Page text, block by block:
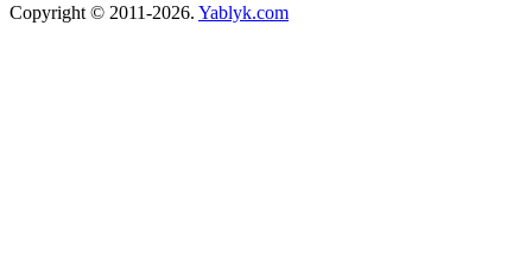
Copyright © 2011-2026. Yablyk.сom